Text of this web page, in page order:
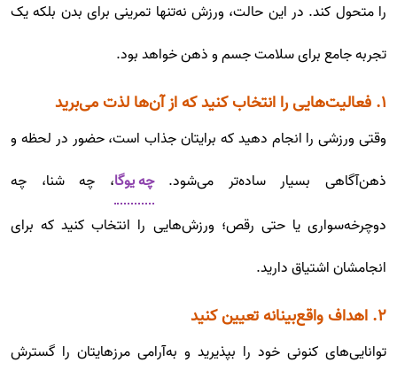
را متحول کند. در این حالت، ورزش نه‌تنها تمرینی برای بدن بلکه یک
تجربه جامع برای سلامت جسم و ذهن خواهد بود.
۱. فعالیت‌هایی را انتخاب کنید که از آن‌ها لذت می‌برید
وقتی ورزشی را انجام دهید که برایتان جذاب است، حضور در لحظه و
ذهن‌آگاهی بسیار ساده‌تر می‌شود.چه یوگا، چه شنا، چه
دوچرخه‌سواری یا حتی رقص؛ ورزش‌هایی را انتخاب کنید که برای
انجامشان اشتیاق دارید.
۲. اهداف واقع‌بینانه تعیین کنید
توانایی‌های کنونی خود را بپذیرید و به‌آرامی مرزهایتان را گسترش